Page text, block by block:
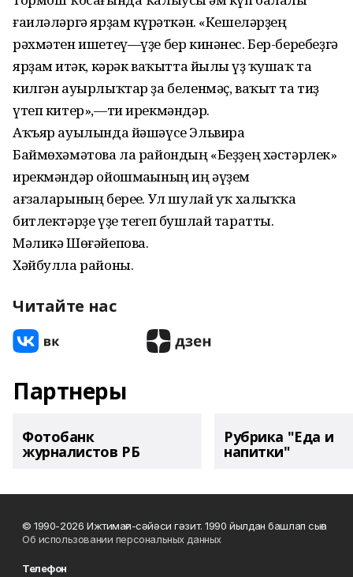
ғаиләләргә ярҙам күрһәткән. «Кешеләрҙең
рәхмәтен ишетеү—үҙе бер кинәнес. Бер-беребеҙгә
ярҙам итһәк, кәрәк ваҡытта йылы һүҙ ҡушһаҡ та
килгән ауырлыҡтар ҙа беленмәҫ, ваҡыт та тиҙ
үтеп китер»,—ти ирекмәндәр.
Аҡъяр ауылында йәшәүсе Эльвира
Баймөхәмәтова ла райондың «Беҙҙең хәстәрлек»
ирекмәндәр ойошмаһының иң әүҙем
ағзаларының береһе. Ул шулай уҡ халыҡҡа
битлектәрҙе үҙе тегеп бушлай таратты.
Мәликә Шөғәйепова.
Хәйбулла районы.
Читайте нас
Партнеры
Фотобанк
журналистов РБ
Рубрика "Еда и
напитки"
© 1990-2026 Ижтимағи-сәйәси гәзит. 1990 йылдан башлап сыға
Об использовании персональных данных
Телефон